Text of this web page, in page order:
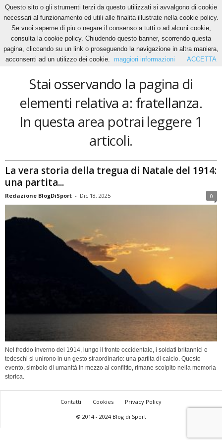
Home Tags Fratellanza
fratellanza
Stai osservando la pagina di
elementi relativa a: fratellanza.
In questa area potrai leggere 1
articoli.
La vera storia della tregua di Natale del 1914:
una partita...
Redazione BlogDiSport - Dic 18, 2025 0
Nel freddo inverno del 1914, lungo il fronte occidentale, i soldati britannici e
tedeschi si unirono in un gesto straordinario: una partita di calcio. Questo
evento, simbolo di umanità in mezzo al conflitto, rimane scolpito nella memoria
storica.
Contatti Cookies
Privacy Policy
© 2014 - 2024 Blog di Sport
Questo sito o gli strumenti terzi da questo utilizzati si avvalgono di cookie
necessari al funzionamento ed utili alle finalita illustrate nella cookie policy.
Se vuoi saperne di piu o negare il consenso a tutti o ad alcuni cookie,
consulta la cookie policy. Chiudendo questo banner, scorrendo questa
pagina, cliccando su un link o proseguendo la navigazione in altra maniera,
acconsenti ad un utilizzo dei cookie.
maggiori informazioni ACCETTA